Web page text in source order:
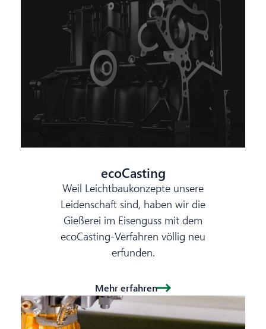
ecoCasting
Weil Leichtbaukonzepte unsere
Leidenschaft sind, haben wir die
Gießerei im Eisenguss mit dem
ecoCasting-Verfahren völlig neu
erfunden.
Mehr erfahren